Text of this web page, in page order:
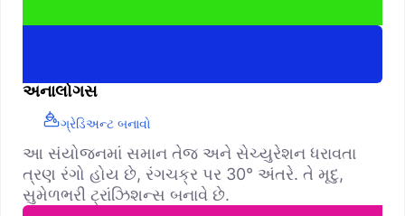
અનાલોગસ
ગ્રેડિઅન્ટ બનાવો
આ સંયોજનમાં સમાન તેજ અને સેચ્યુરેશન ધરાવતા
ત્રણ રંગો હોય છે, રંગચક્ર પર 30° અંતરે. તે મૃદુ,
સુમેળભરી ટ્રાંઝિશન્સ બનાવે છે.